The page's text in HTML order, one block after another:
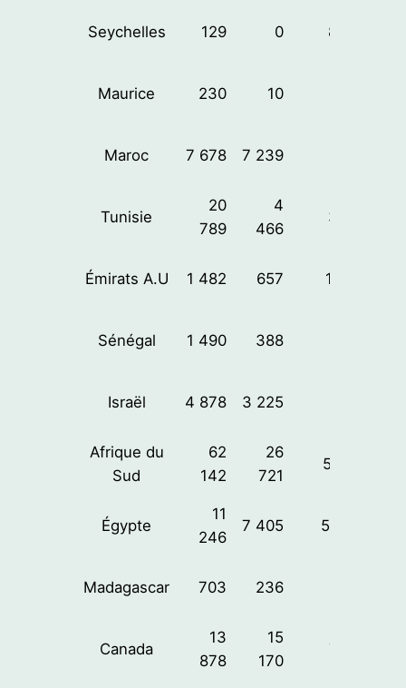
Seychelles 129 0 84%
Maurice 230 10
Maroc 7 678 7 239
Tunisie
20
789
4
466
37%
Émirats A.U 1 482 657 126%
Sénégal 1 490 388
Israël 4 878 3 225
Afrique du
Sud
62
142
26
721
5,51%
Égypte
11
246
7 405 5,33%
Madagascar 703 236
Canada
13
878
15
170
77%